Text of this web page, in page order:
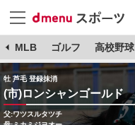
MLB ゴルフ 高校野球
牡 芦毛 登録抹消
(市)ロンシャンゴールド
父:ワツスルタツチ